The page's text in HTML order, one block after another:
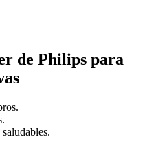
de Philips para